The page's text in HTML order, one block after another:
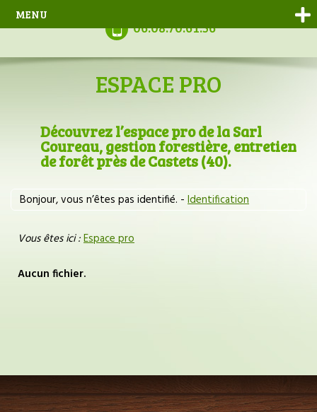
MENU
06.08.70.61.56
Découvrez l’espace pro de la Sarl
Coureau, gestion forestière, entretien
de forêt près de Castets (40).
Bonjour, vous n’êtes pas identifié. - Identification
Vous êtes ici :Espace pro
Aucun fichier.
ESPACE PRO